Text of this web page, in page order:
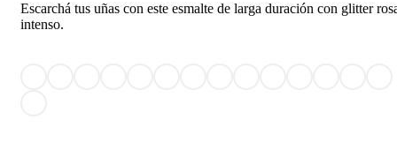
Escarchá tus uñas con este esmalte de larga duración con glitter
intenso.